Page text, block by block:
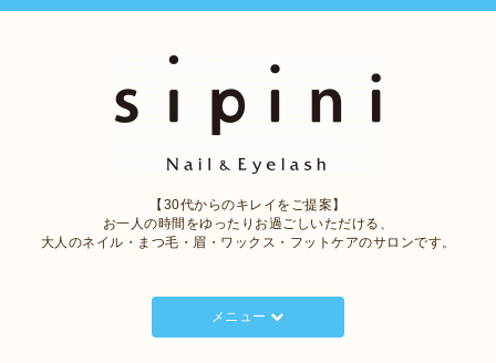
【30代からのキレイをご提案】
お一人の時間をゆったりお過ごしいただける、
大人のネイル・まつ毛・眉・ワックス・フットケアのサロンです。
メニュー